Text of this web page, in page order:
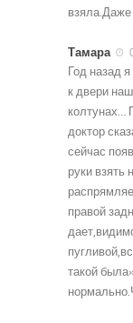
взяла.Даже
Тамара
Год назад
к двери
колтунах…
доктор
сейчас
руки взять
правой
такой